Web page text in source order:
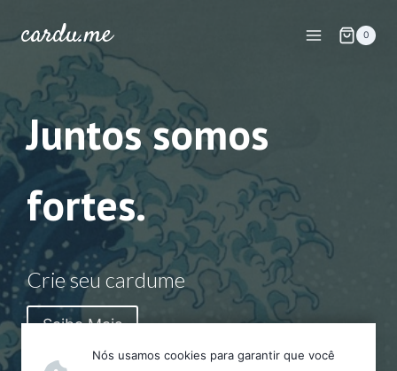
to cardu.me 0
Juntos somos
fortes.
Crie seu cardume
Saiba Mais
Nós usamos cookies para garantir que você